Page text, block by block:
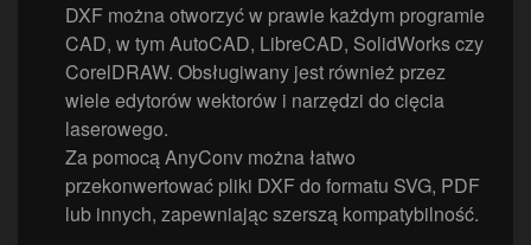
DXF można otworzyć w prawie każdym programie
CAD, w tym AutoCAD, LibreCAD, SolidWorks czy
CorelDRAW. Obsługiwany jest również przez
wiele edytorów wektorów i narzędzi do cięcia
laserowego.
Za pomocą AnyConv można łatwo
przekonwertować pliki DXF do formatu SVG, PDF
lub innych, zapewniając szerszą kompatybilność.